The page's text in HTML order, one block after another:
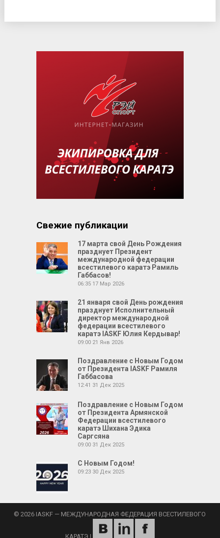
Свежие публикации
17 марта свой День Рождения
празднует Президент
международной федерации
всестилевого каратэ Рамиль
Габбасов!
06:35 17 Мар 2026
21 января свой День рождения
празднует Исполнительный
директор международной
федерации всестилевого
каратэ IASKF Юлия Кердывар!
09:00 21 Янв 2026
Поздравление с Новым Годом
от Президента IASKF Рамиля
Габбасова
12:41 31 Дек 2025
Поздравление с Новым Годом
от Президента Армянской
Федерации всестилевого
каратэ Шихана Эдика
Саргсяна
09:00 31 Дек 2025
С Новым Годом!
09:23 30 Дек 2025
© 2026 IASKF — МЕЖДУНАРОДНАЯ ФЕДЕРАЦИЯ ВСЕСТИЛЕВОГО
КАРАТЭ |